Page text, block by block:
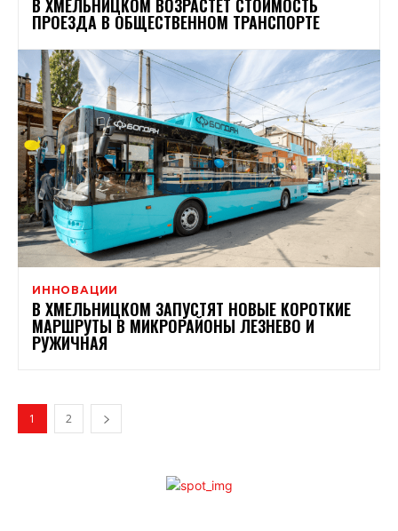
В ХМЕЛЬНИЦКОМ ВОЗРАСТЕТ СТОИМОСТЬ
ПРОЕЗДА В ОБЩЕСТВЕННОМ ТРАНСПОРТЕ
ИННОВАЦИИ
В ХМЕЛЬНИЦКОМ ЗАПУСТЯТ НОВЫЕ КОРОТКИЕ
МАРШРУТЫ В МИКРОРАЙОНЫ ЛЕЗНЕВО И
РУЖИЧНАЯ
1 2